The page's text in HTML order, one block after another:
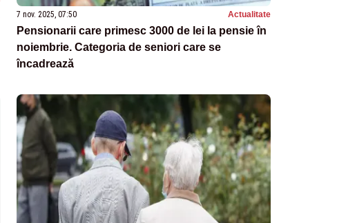
7 nov. 2025, 07:50 Actualitate
Pensionarii care primesc 3000 de lei la pensie în
noiembrie. Categoria de seniori care se
încadrează